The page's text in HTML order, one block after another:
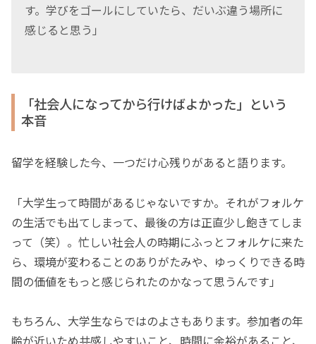
す。学びをゴールにしていたら、だいぶ違う場所に
感じると思う」
「社会人になってから行けばよかった」という
本音
留学を経験した今、一つだけ心残りがあると語ります。
「大学生って時間があるじゃないですか。それがフォルケ
の生活でも出てしまって、最後の方は正直少し飽きてしま
って（笑）。忙しい社会人の時期にふっとフォルケに来た
ら、環境が変わることのありがたみや、ゆっくりできる時
間の価値をもっと感じられたのかなって思うんです」
もちろん、大学生ならではのよさもあります。参加者の年